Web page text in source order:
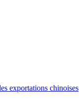
exportations chinoises